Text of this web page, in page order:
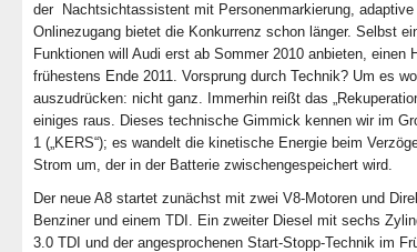
der Nachtsichtassistent mit Personenmarkierung, adaptive
Onlinezugang bietet die Konkurrenz schon länger. Selbst
Funktionen will Audi erst ab Sommer 2010 anbieten, einen
frühestens Ende 2011. Vorsprung durch Technik? Um es
auszudrücken: nicht ganz. Immerhin reißt das
einiges raus. Dieses technische Gimmick kennen wir im
1 („KERS“); es wandelt die kinetische Energie beim
Strom um, der in der Batterie zwischen­gespeichert wird.
Der neue A8 startet zunächst mit zwei V8-Motoren und
Benziner und einem TDI. Ein zweiter Diesel mit sechs
3.0 TDI und der angesprochenen Start-Stopp-Technik im